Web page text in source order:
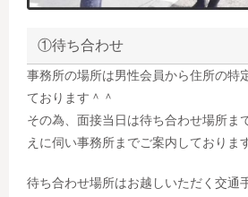
①待ち合わせ
事務所の場所は男性会員から住所の特
ております＾＾
その為、面接当日は待ち合わせ場所ま
えに伺い事務所までご案内しておりま
待ち合わせ場所はお越しいただく交通